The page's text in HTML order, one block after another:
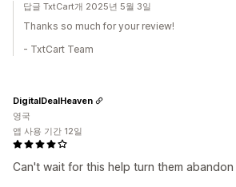
답글 TxtCart개 2025년 5월 3일
Thanks so much for your review!
- TxtCart Team
Can't wait for this help turn them
DigitalDealHeaven
영국
앱 사용 기간 12일